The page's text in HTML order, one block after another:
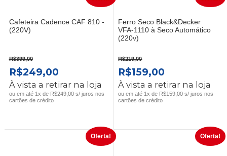
Cafeteira Cadence CAF 810 -
(220V)
R$399,00
O
PREÇO
ORIGINAL
R$249,00O
PREÇO
ATUAL
À vista a retirar na loja
ou em até 1x de R$249,00 s/ juros nos
cartões de crédito
Ferro Seco Black&Decker
VFA-1110 à Seco Automático
(220v)
R$219,00
O
PREÇO
ORIGINAL
R$159,00
PREÇO
ATUAL
À vista a retirar na loja
ou em até 1x de R$159,00 s/ juros nos
cartões de crédito
Oferta! Oferta!